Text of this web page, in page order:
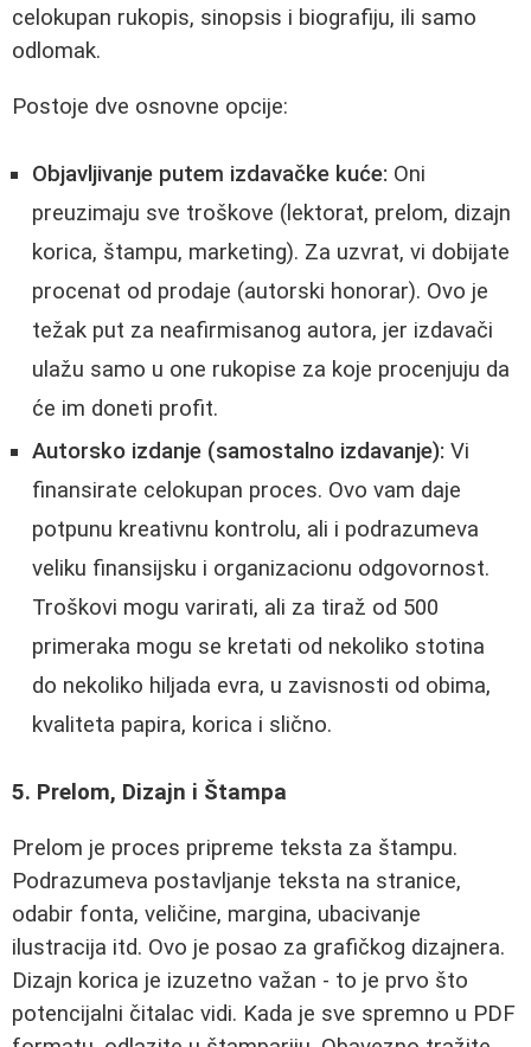
celokupan rukopis, sinopsis i biografiju, ili samo
odlomak.
Postoje dve osnovne opcije:
Objavljivanje putem izdavačke kuće: Oni
preuzimaju sve troškove (lektorat, prelom, dizajn
korica, štampu, marketing). Za uzvrat, vi dobijate
procenat od prodaje (autorski honorar). Ovo je
težak put za neafirmisanog autora, jer izdavači
ulažu samo u one rukopise za koje procenjuju da
će im doneti profit.
Autorsko izdanje (samostalno izdavanje): Vi
finansirate celokupan proces. Ovo vam daje
potpunu kreativnu kontrolu, ali i podrazumeva
veliku finansijsku i organizacionu odgovornost.
Troškovi mogu varirati, ali za tiraž od 500
primeraka mogu se kretati od nekoliko stotina
do nekoliko hiljada evra, u zavisnosti od obima,
kvaliteta papira, korica i slično.
5. Prelom, Dizajn i Štampa
Prelom je proces pripreme teksta za štampu.
Podrazumeva postavljanje teksta na stranice,
odabir fonta, veličine, margina, ubacivanje
ilustracija itd. Ovo je posao za grafičkog dizajnera.
Dizajn korica je izuzetno važan - to je prvo što
potencijalni čitalac vidi. Kada je sve spremno u PDF